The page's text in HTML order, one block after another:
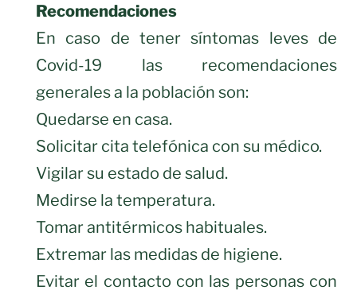
Recomendaciones
En caso de tener síntomas leves de
Covid-19 las recomendaciones
generales a la población son:
Quedarse en casa.
Solicitar cita telefónica con su médico.
Vigilar su estado de salud.
Medirse la temperatura.
Tomar antitérmicos habituales.
Extremar las medidas de higiene.
Evitar el contacto con las personas con